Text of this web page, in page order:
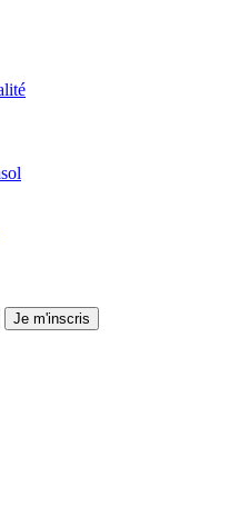
Je m'inscris